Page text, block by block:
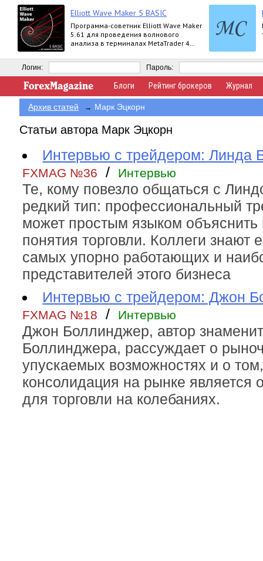
Elliott Wave Maker 5 BASIC
Программа-советник Elliott Wave Maker
5.61 для проведения волнового
анализа в терминалах MetaTrader 4
Extended
Логин: Пароль:
Блоги Рейтинг брокеров Журнал
Архив статей → Марк Эцкорн
Статьи автора Марк Эцкорн
Интервью с трейдером: Линда
FXMAG №36 / Интервью
Те, кому повезло общаться с
редкий тип: профессиональный
может простым языком объяснить
понятия торговли. Коллеги знают
самых упорно работающих и
представителей этого бизнеса
Интервью с трейдером: Джон
FXMAG №18 / Интервью
Джон Боллинджер, автор
Боллинджера, рассуждает о
упускаемых возможностях и о
консолидация на рынке является
для торговли на колебаниях.